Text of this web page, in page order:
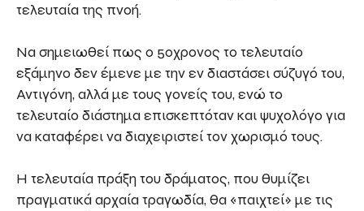
τελευταία της πνοή.
Να σημειωθεί πως ο 50χρονος το τελευταίο
εξάμηνο δεν έμενε με την εν διαστάσει σύζυγό του,
Αντιγόνη, αλλά με τους γονείς του, ενώ το
τελευταίο διάστημα επισκεπτόταν και ψυχολόγο για
να καταφέρει να διαχειριστεί τον χωρισμό τους.
Η τελευταία πράξη του δράματος, που θυμίζει
πραγματικά αρχαία τραγωδία, θα «παιχτεί» με τις